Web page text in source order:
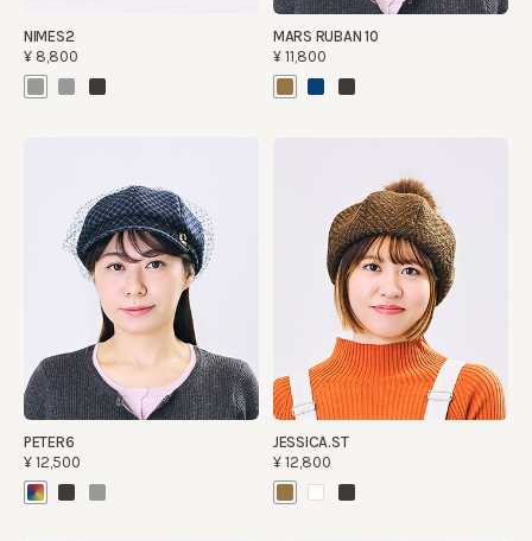
NIMES2
¥8,800
MARS RUBAN 10
¥11,800
PETER6
¥12,500
JESSICA.ST
¥12,800